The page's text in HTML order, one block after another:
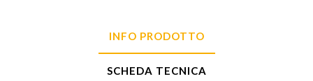
INFO PRODOTTO
SCHEDA TECNICA